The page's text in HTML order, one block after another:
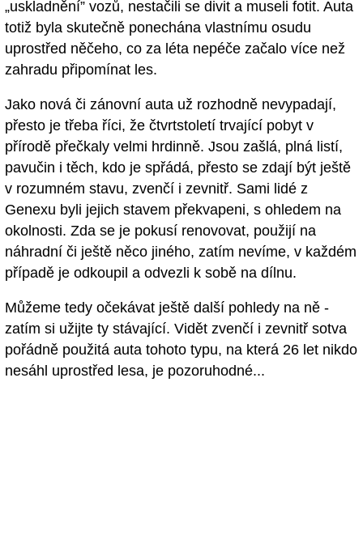
„uskladnění” vozů, nestačili se divit a museli fotit. Auta
totiž byla skutečně ponechána vlastnímu osudu
uprostřed něčeho, co za léta nepéče začalo více než
zahradu připomínat les.
Jako nová či zánovní auta už rozhodně nevypadají,
přesto je třeba říci, že čtvrtstoletí trvající pobyt v
přírodě přečkaly velmi hrdinně. Jsou zašlá, plná listí,
pavučin i těch, kdo je spřádá, přesto se zdají být ještě
v rozumném stavu, zvenčí i zevnitř. Sami lidé z
Genexu byli jejich stavem překvapeni, s ohledem na
okolnosti. Zda se je pokusí renovovat, použijí na
náhradní či ještě něco jiného, zatím nevíme, v každém
případě je odkoupil a odvezli k sobě na dílnu.
Můžeme tedy očekávat ještě další pohledy na ně -
zatím si užijte ty stávající. Vidět zvenčí i zevnitř sotva
pořádně použitá auta tohoto typu, na která 26 let nikdo
nesáhl uprostřed lesa, je pozoruhodné...